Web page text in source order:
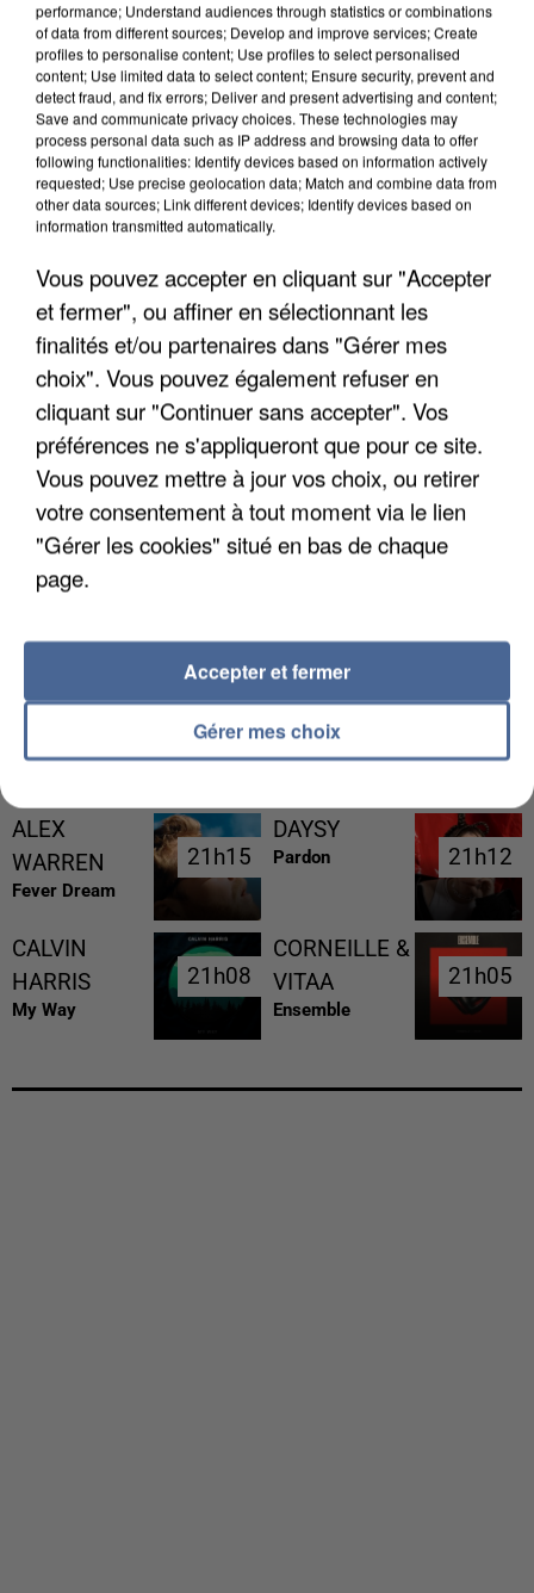
LES DONNÉES DE 300 000 CLIENTS DÉROBÉES À
INTERMARCHÉ APRÈS UNE...
RÉCEMMENT DIFFUSÉ
ALEX
WARREN
Fever Dream
21h15
21h15
DAYSY
Pardon 21h12
21h12
CALVIN
HARRIS
My Way
21h08
21h08
CORNEILLE &
VITAA
Ensemble
21h05
21h05
performance; Understand audiences through statistics or combinations
of data from different sources; Develop and improve services; Create
profiles to personalise content; Use profiles to select personalised
content; Use limited data to select content; Ensure security, prevent and
detect fraud, and fix errors; Deliver and present advertising and content;
Save and communicate privacy choices. These technologies may
process personal data such as IP address and browsing data to offer
following functionalities: Identify devices based on information actively
requested; Use precise geolocation data; Match and combine data from
other data sources; Link different devices; Identify devices based on
information transmitted automatically.
Vous pouvez accepter en cliquant sur "Accepter
et fermer", ou affiner en sélectionnant les
finalités et/ou partenaires dans "Gérer mes
choix". Vous pouvez également refuser en
cliquant sur "Continuer sans accepter". Vos
préférences ne s'appliqueront que pour ce site.
Vous pouvez mettre à jour vos choix, ou retirer
votre consentement à tout moment via le lien
"Gérer les cookies" situé en bas de chaque
page.
Gérer mes choix
Accepter et fermer